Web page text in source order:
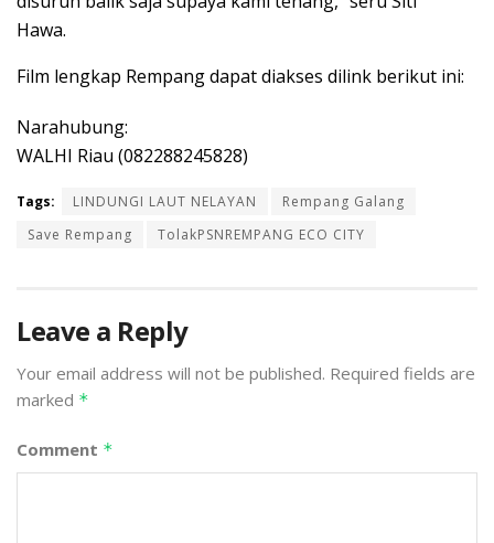
Hawa.
Film lengkap Rempang dapat diakses dilink berikut ini:
Narahubung:
WALHI Riau (082288245828)
Tags: LINDUNGI LAUT NELAYAN
Rempang Galang
Save Rempang
TolakPSNREMPANG ECO CITY
Leave a Reply
Your email address will not be published. Required fields are
marked *
Comment *